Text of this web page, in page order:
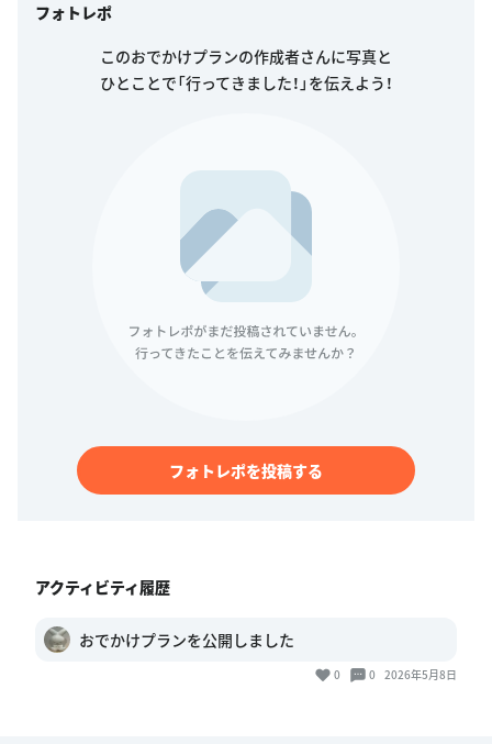
フォトレポ
このおでかけプランの作成者さんに写真と
ひとことで「行ってきました！」を伝えよう！
フォトレポを投稿する
アクティビティ履歴
おでかけプランを公開しました
0 0 2026年5月8日